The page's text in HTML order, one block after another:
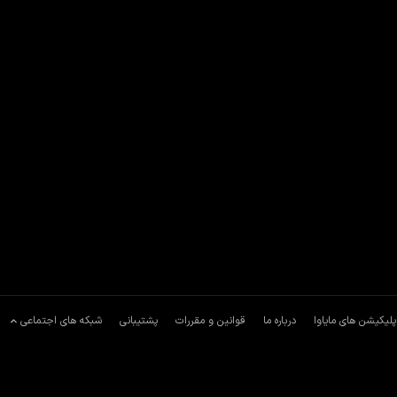
های مایاوا درباره ما قوانین و مقررات پشتیبانی شبکه های اجتماعی